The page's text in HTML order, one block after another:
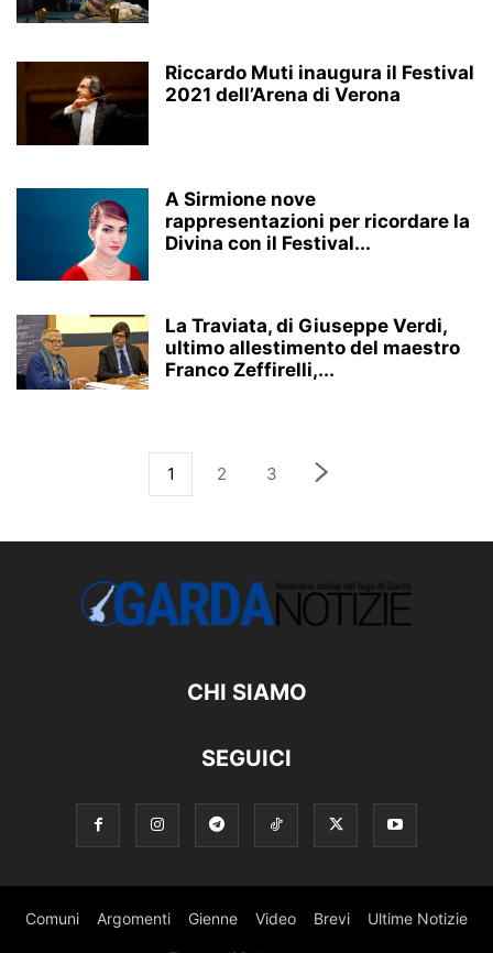
Riccardo Muti inaugura il Festival
2021 dell’Arena di Verona
A Sirmione nove
rappresentazioni per ricordare la
Divina con il Festival...
La Traviata, di Giuseppe Verdi,
ultimo allestimento del maestro
Franco Zeffirelli,...
1 2 3
CHI SIAMO
SEGUICI
Comuni Argomenti Gienne Video Brevi Ultime Notizie